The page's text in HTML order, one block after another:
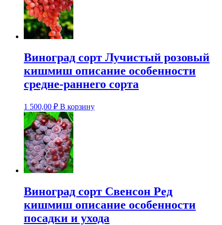
Виноград сорт Лучистый розовый
кишмиш описание особенности
средне-раннего сорта
1 500,00 ₽ В корзину
Виноград сорт Свенсон Ред
кишмиш описание особенности
посадки и ухода